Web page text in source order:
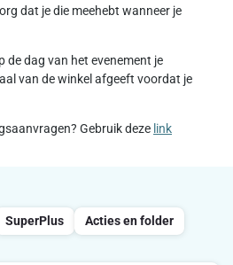
dat je die meehebt wanneer je
dag van het evenement je
van de winkel afgeeft voordat je
Gebruik deze link
SuperPlus
Acties en folder